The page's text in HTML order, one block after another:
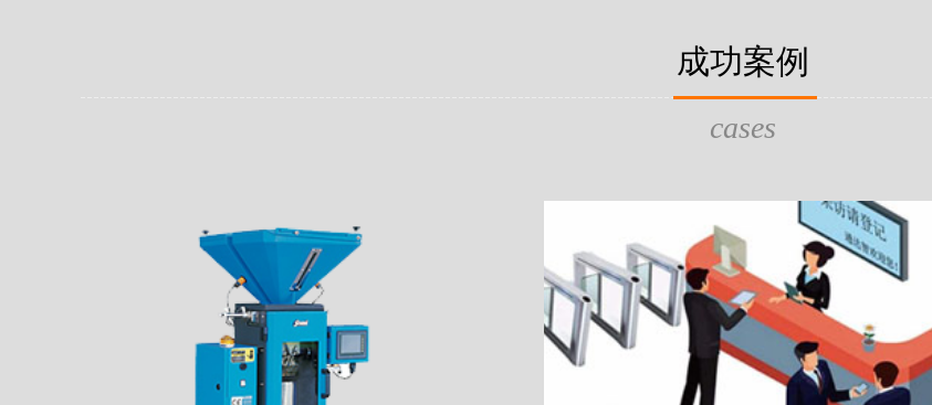
场资料，直戳了当的展示给行政相对人看，有效的减少
能，在实战中发挥着重要的作用，能广泛应用于交警公
安执法、卫生监督、城管执法、海关执法、路政、质量
成功案例
cases